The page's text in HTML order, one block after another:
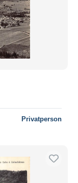
Privatperson